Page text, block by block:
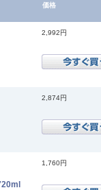
価格
2,992円
2,874円
1,760円